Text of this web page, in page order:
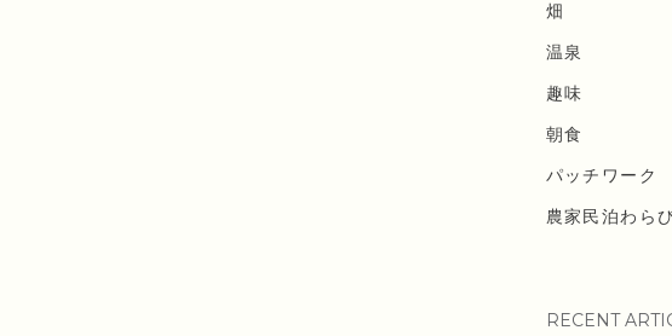
畑
温泉
趣味
朝食
パッチワーク
農家民泊わら
RECENT